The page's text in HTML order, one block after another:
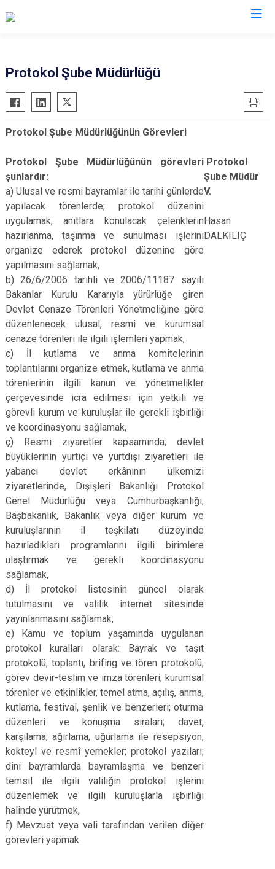
Protokol Şube Müdürlüğü
Protokol Şube Müdürlüğünün Görevleri
Protokol Şube Müdürlüğünün görevleri
şunlardır:
a) Ulusal ve resmi bayramlar ile tarihi günlerde
yapılacak törenlerde; protokol düzenini
uygulamak, anıtlara konulacak çelenklerin
hazırlanma, taşınma ve sunulması işlerini
organize ederek protokol düzenine göre
yapılmasını sağlamak,
b) 26/6/2006 tarihli ve 2006/11187 sayılı
Bakanlar Kurulu Kararıyla yürürlüğe giren
Devlet Cenaze Törenleri Yönetmeliğine göre
düzenlenecek ulusal, resmi ve kurumsal
cenaze törenleri ile ilgili işlemleri yapmak,
c) İl kutlama ve anma komitelerinin
toplantılarını organize etmek, kutlama ve anma
törenlerinin ilgili kanun ve yönetmelikler
çerçevesinde icra edilmesi için yetkili ve
görevli kurum ve kuruluşlar ile gerekli işbirliği
ve koordinasyonu sağlamak,
ç) Resmi ziyaretler kapsamında; devlet
büyüklerinin yurtiçi ve yurtdışı ziyaretleri ile
yabancı devlet erkânının ülkemizi
ziyaretlerinde, Dışişleri Bakanlığı Protokol
Genel Müdürlüğü veya Cumhurbaşkanlığı,
Başbakanlık, Bakanlık veya diğer kurum ve
kuruluşlarının il teşkilatı düzeyinde
hazırladıkları programlarını ilgili birimlere
ulaştırmak ve gerekli koordinasyonu
sağlamak,
d) İl protokol listesinin güncel olarak
tutulmasını ve valilik internet sitesinde
yayınlanmasını sağlamak,
e) Kamu ve toplum yaşamında uygulanan
protokol kuralları olarak: Bayrak ve taşıt
protokolü; toplantı, brifing ve tören protokolü;
görev devir-teslim ve imza törenleri; kurumsal
törenler ve etkinlikler, temel atma, açılış, anma,
kutlama, festival, şenlik ve benzerleri; oturma
düzenleri ve konuşma sıraları; davet,
karşılama, ağırlama, uğurlama ile resepsiyon,
kokteyl ve resmî yemekler; protokol yazıları;
dini bayramlarda bayramlaşma ve benzeri
temsil ile ilgili valiliğin protokol işlerini
düzenlemek ve ilgili kuruluşlarla işbirliği
halinde yürütmek,
f) Mevzuat veya vali tarafından verilen diğer
görevleri yapmak.
Protokol
Şube Müdür
V.
Hasan
DALKILIÇ